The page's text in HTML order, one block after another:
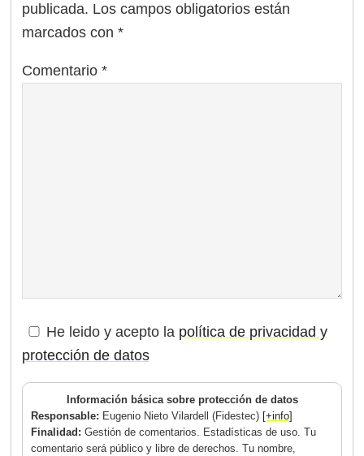
publicada. Los campos obligatorios están
marcados con*
Comentario*
He leido y acepto la política de privacidad y
protección de datos
Información básica sobre protección de datos
Responsable: Eugenio Nieto Vilardell (Fidestec) [+info]
Finalidad:Gestión de comentarios. Estadísticas de uso. Tu
comentario será público y libre de derechos. Tu nombre,